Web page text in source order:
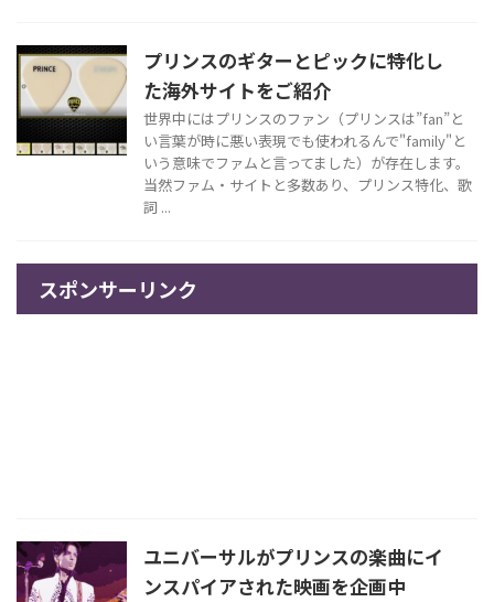
プリンスのギターとピックに特化し
た海外サイトをご紹介
世界中にはプリンスのファン（プリンスは”fan”と
い言葉が時に悪い表現でも使われるんで"family"と
いう意味でファムと言ってました）が存在します。
当然ファム・サイトと多数あり、プリンス特化、歌
詞 ...
スポンサーリンク
ユニバーサルがプリンスの楽曲にイ
ンスパイアされた映画を企画中